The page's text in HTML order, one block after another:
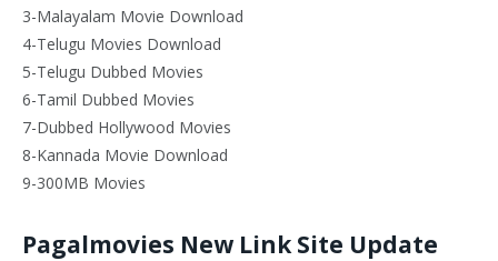
3-Malayalam Movie Download
4-Telugu Movies Download
5-Telugu Dubbed Movies
6-Tamil Dubbed Movies
7-Dubbed Hollywood Movies
8-Kannada Movie Download
9-300MB Movies
Pagalmovies New Link Site Update